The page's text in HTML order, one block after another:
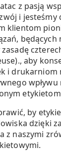
z pasją
i jesteśmy
klientom
będących
aby
i drukarniom
by
dzięki
z naszymi